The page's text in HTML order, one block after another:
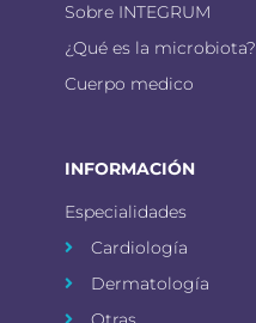
Sobre INTEGRUM
¿Qué es la microbiota?
Cuerpo medico
INFORMACIÓN
Especialidades
Cardiología
Dermatología